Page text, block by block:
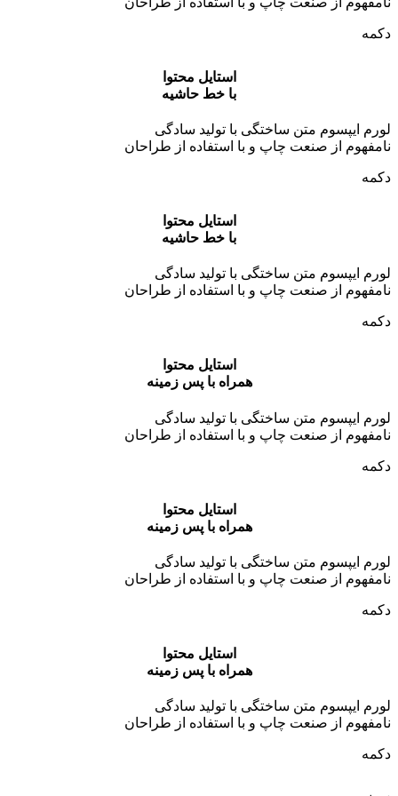
دکمه
استایل محتوا
با خط حاشیه
لورم ایپسوم متن ساختگی با تولید سادگی
نامفهوم از صنعت چاپ و با استفاده از طراحان
دکمه
استایل محتوا
با خط حاشیه
لورم ایپسوم متن ساختگی با تولید سادگی
نامفهوم از صنعت چاپ و با استفاده از طراحان
دکمه
استایل محتوا
همراه با پس زمینه
لورم ایپسوم متن ساختگی با تولید سادگی
نامفهوم از صنعت چاپ و با استفاده از طراحان
دکمه
استایل محتوا
همراه با پس زمینه
لورم ایپسوم متن ساختگی با تولید سادگی
نامفهوم از صنعت چاپ و با استفاده از طراحان
دکمه
استایل محتوا
همراه با پس زمینه
لورم ایپسوم متن ساختگی با تولید سادگی
نامفهوم از صنعت چاپ و با استفاده از طراحان
دکمه